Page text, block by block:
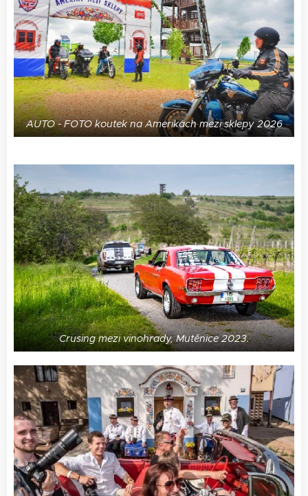
AUTO - FOTO koutek na Amerikách mezi sklepy 2026
Crusing mezi vinohrady, Mutěnice 2023.